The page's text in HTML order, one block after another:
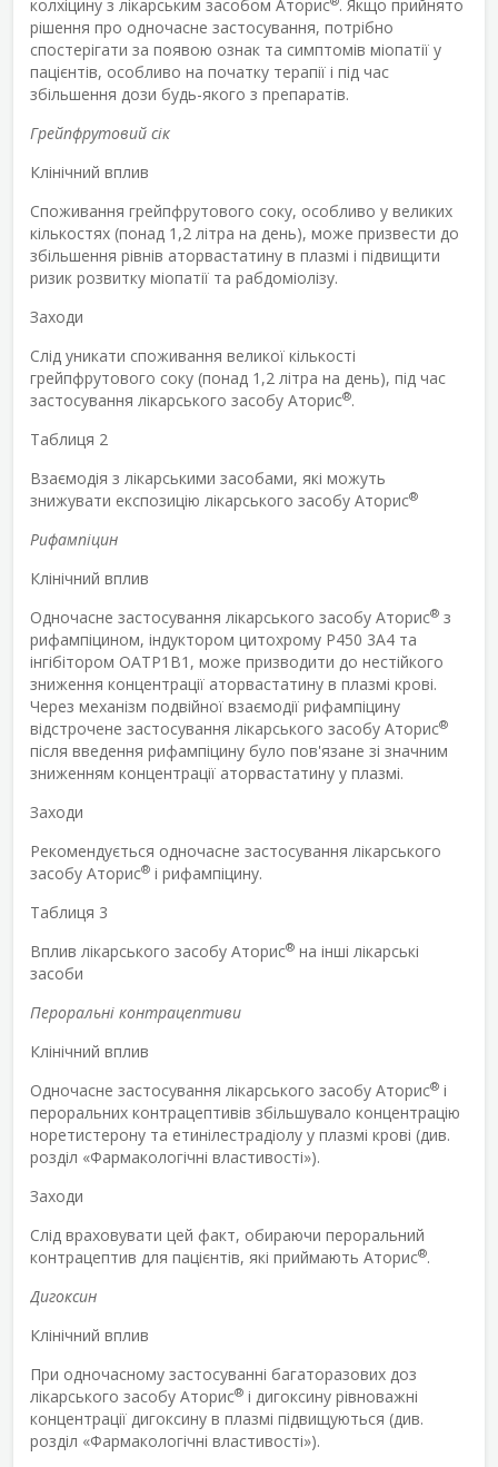
колхіцину з лікарським засобом Аторис . Якщо прийнято
рішення про одночасне застосування, потрібно
спостерігати за появою ознак та симптомів міопатії у
пацієнтів, особливо на початку терапії і під час
збільшення дози будь-якого з препаратів.
Грейпфрутовий сік
Клінічний вплив
Споживання грейпфрутового соку, особливо у великих
кількостях (понад 1,2 літра на день), може призвести до
збільшення рівнів аторвастатину в плазмі і підвищити
ризик розвитку міопатії та рабдоміолізу.
Заходи
Слід уникати споживання великої кількості
грейпфрутового соку (понад 1,2 літра на день), під час
застосування лікарського засобу Аторис®.
Таблиця 2
Взаємодія з лікарськими засобами, які можуть
знижувати експозицію лікарського засобу Аторис®
Рифампіцин
Клінічний вплив
Одночасне застосування лікарського засобу Аторис® з
рифампіцином, індуктором цитохрому P450 3A4 та
інгібітором OATP1B1, може призводити до нестійкого
зниження концентрації аторвастатину в плазмі крові.
Через механізм подвійної взаємодії рифампіцину
відстрочене застосування лікарського засобу Аторис®
після введення рифампіцину було пов'язане зі значним
зниженням концентрації аторвастатину у плазмі.
Заходи
Рекомендується одночасне застосування лікарського
засобу Аторис® і рифампіцину.
Таблиця 3
Вплив лікарського засобу Аторис® на інші лікарські
засоби
Пероральні контрацептиви
Клінічний вплив
Одночасне застосування лікарського засобу Аторис® і
пероральних контрацептивів збільшувало концентрацію
норетистерону та етинілестрадіолу у плазмі крові (див.
розділ «Фармакологічні властивості»).
Заходи
Слід враховувати цей факт, обираючи пероральний
контрацептив для пацієнтів, які приймають Аторис®.
Дигоксин
Клінічний вплив
При одночасному застосуванні багаторазових доз
лікарського засобу Аторис® і дигоксину рівноважні
концентрації дигоксину в плазмі підвищуються (див.
розділ «Фармакологічні властивості»).